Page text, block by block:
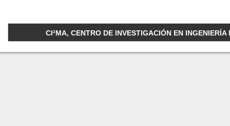
CI²MA, CENTRO DE INVESTIGACIÓN EN